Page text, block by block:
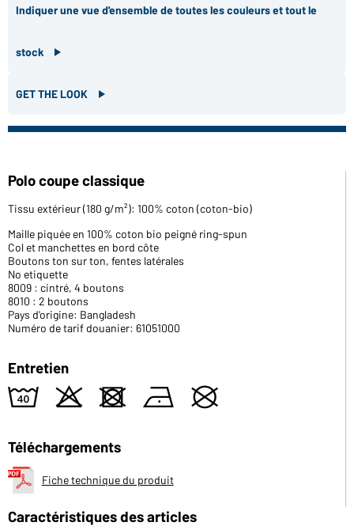
Indiquer une vue d'ensemble de toutes les couleurs et tout le
stock
GET THE LOOK
Polo coupe classique
Tissu extérieur (180 g/m²): 100% coton (coton-bio)
Maille piquée en 100% coton bio peigné ring-spun
Col et manchettes en bord côte
Boutons ton sur ton, fentes latérales
No etiquette
8009 : cintré, 4 boutons
8010 : 2 boutons
Pays d'origine: Bangladesh
Numéro de tarif douanier: 61051000
Entretien
8 o d n U
Téléchargements
Fiche technique du produit
Caractéristiques des articles